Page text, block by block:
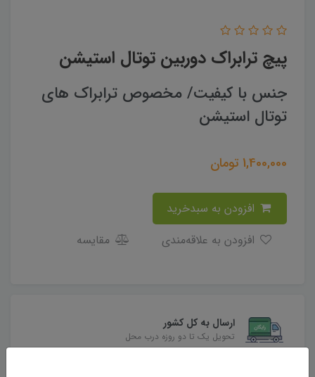
پیچ ترابراک دوربین توتال استیشن
جنس با کیفیت/ مخصوص ترابراک های
توتال استیشن
1,400,000 تومان
مقایسه
ارسال به کل کشور
تحویل یک تا دو روزه درب محل